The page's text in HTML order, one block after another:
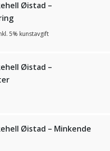
Øistad –
5% kunstavgift
Øistad –
Øistad – Minkende